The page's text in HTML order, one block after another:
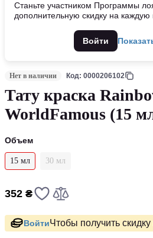
Станьте участником Программы
дополнительную скидку на каждую
Войти
Нет в наличии Код: 0000206102
Тату краска
WorldFamous (15
Объем
15 мл 30 мл
352 ₴
ВойтиЧтобы получить скидку